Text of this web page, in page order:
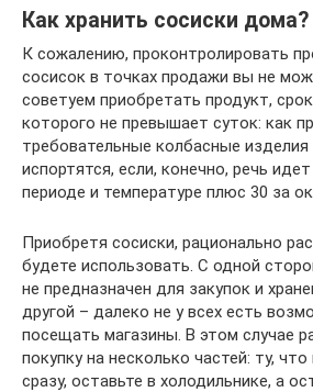
Как хранить сосиски дома?
К сожалению, проконтролировать
сосисок в точках продажи вы не
советуем приобретать продукт,
которого не превышает суток: как
требовательные колбасные изделия
испортятся, если, конечно, речь
периоде и температуре плюс 30 за
Приобретя сосиски, рационально
будете использовать. С одной
не предназначен для закупок и
другой – далеко не у всех есть
посещать магазины. В этом случае
покупку на несколько частей: ту,
сразу, оставьте в холодильнике, а